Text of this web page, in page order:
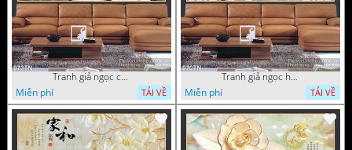
Tranh giả ngọc cá Koi
Miễn phí
TẢI VỀ
Tranh giả ngọc hoa cổ điển
Miễn phí
TẢI VỀ